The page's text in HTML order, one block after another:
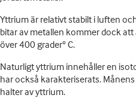
Yttrium är relativt stabilt i luften
bitar av metallen kommer dock
över 400 grader° C.
Naturligt yttrium innehåller en
har också karakteriserats.
halter av yttrium.